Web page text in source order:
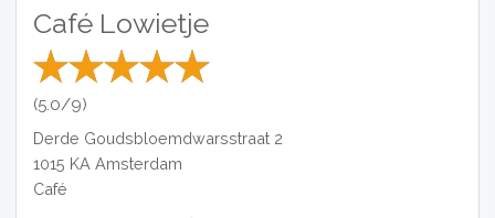
Café Lowietje
(5.0/9)
Derde Goudsbloemdwarsstraat 2
1015 KA Amsterdam
Café